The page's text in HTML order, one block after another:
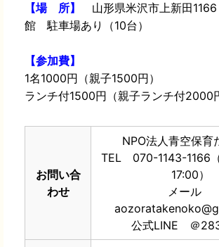
【場 所】
山形県米沢市上新田
館 駐車場あり（10台）
【参加費】
1名1000円（親子1500円）
ランチ付1500円（親子ランチ付2000
お問い合
わせ
NPO法人青空保育
TEL 070-1143-1166
17:00）
メール
公式LINE ＠